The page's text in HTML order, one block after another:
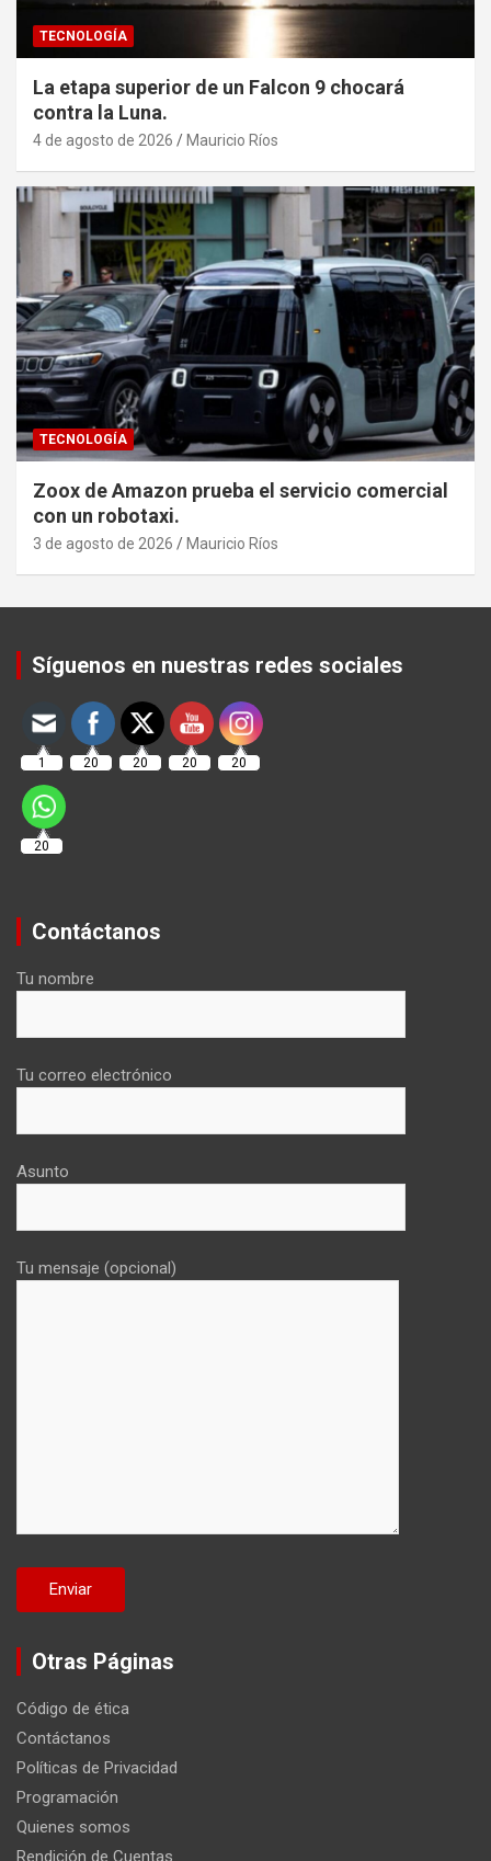
TECNOLOGÍA
La etapa superior de un Falcon 9 chocará
contra la Luna.
4 de agosto de 2026 Mauricio Ríos
TECNOLOGÍA
Zoox de Amazon prueba el servicio comercial
con un robotaxi.
3 de agosto de 2026 Mauricio Ríos
Síguenos en nuestras redes sociales
1 20 20 20 20
20
Contáctanos
Tu nombre
Tu correo electrónico
Asunto
Tu mensaje (opcional)
Otras Páginas
Código de ética
Contáctanos
Políticas de Privacidad
Programación
Quienes somos
Rendición de Cuentas